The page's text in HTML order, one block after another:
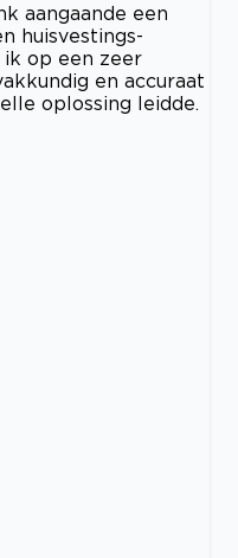
aangaande een
huisvestings-
op een zeer
en accuraat
oplossing leidde.